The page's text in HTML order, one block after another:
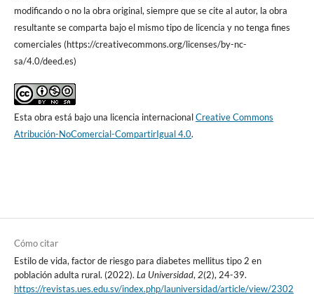
modificando o no la obra original, siempre que se cite al autor, la obra
resultante se comparta bajo el mismo tipo de licencia y no tenga fines
comerciales (https://creativecommons.org/licenses/by-nc-
sa/4.0/deed.es)
Esta obra está bajo una licencia internacionalCreative Commons
Atribución-NoComercial-CompartirIgual 4.0.
Cómo citar
Estilo de vida, factor de riesgo para diabetes mellitus tipo 2 en
población adulta rural. (2022). La Universidad, 2(2), 24-39.
https://revistas.ues.edu.sv/index.php/launiversidad/article/view/2302